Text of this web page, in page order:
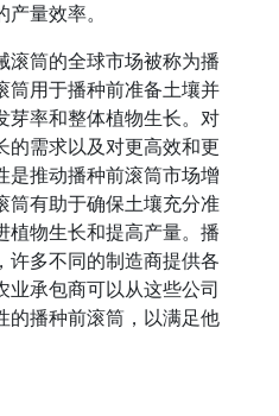
量效率。
滚筒的全球市场被称为播
筒用于播种前准备土壤并
芽率和整体植物生长。对
的需求以及对更高效和更
是推动播种前滚筒市场增
筒有助于确保土壤充分准
植物生长和提高产量。播
许多不同的制造商提供各
业承包商可以从这些公司
的播种前滚筒，以满足他